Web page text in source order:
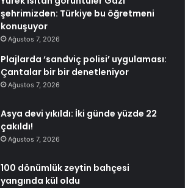
şehrimizden: Türkiye bu öğretmeni
konuşuyor
Ağustos 7, 2026
Plajlarda ‘sandviç polisi’ uygulaması:
Çantalar bir bir denetleniyor
Ağustos 7, 2026
Asya devi yıkıldı: İki günde yüzde 22
çakıldı!
Ağustos 7, 2026
100 dönümlük zeytin bahçesi
yangında kül oldu